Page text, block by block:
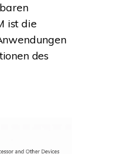
ist die
des